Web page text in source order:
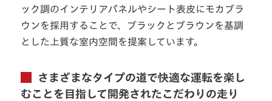
ック調のインテリアパネルやシート表皮にモカブラ
ウンを採用することで、ブラックとブラウンを基調
とした上質な室内空間を提案しています。
さまざまなタイプの道で快適な運転を楽し
むことを目指して開発されたこだわりの走り